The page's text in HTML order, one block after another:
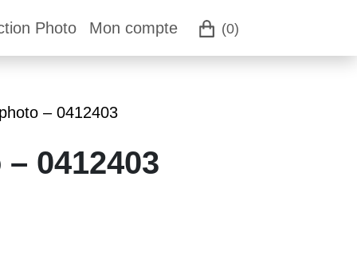
(0)
Photo Mon compte
– 0412403
0412403